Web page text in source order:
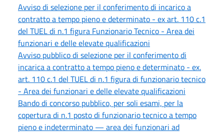
Avviso di selezione per il conferimento di incarico a
contratto a tempo pieno e determinato - ex art. 110 c.1
del TUEL di n.1 figura Funzionario Tecnico - Area dei
funzionari e delle elevate qualificazioni
Avviso pubblico di selezione per il conferimento di
incarica a contratto a tempo pieno e determinato - ex.
art. 110 c.1 del TUEL di n.1 figura di funzionario tecnico
- Area dei funzionari e delle elevate qualificazioni
Bando di concorso pubblico, per soli esami, per la
copertura di n.1 posto di funzionario tecnico a tempo
pieno e indeterminato — area dei funzionari ad